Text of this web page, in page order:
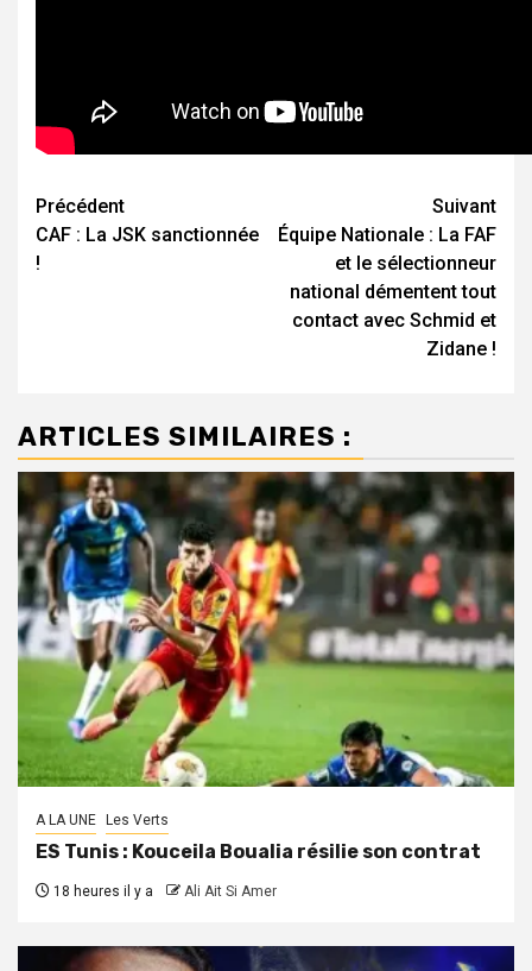
Navigation
d’article
Précédent
CAF : La JSK sanctionnée
!
Suivant
Équipe Nationale : La FAF
et le sélectionneur
national démentent tout
contact avec Schmid et
Zidane !
ARTICLES SIMILAIRES :
A LA UNE Les Verts
ES Tunis : Kouceila Boualia résilie son contrat
18 heures il y a Ali Ait Si Amer